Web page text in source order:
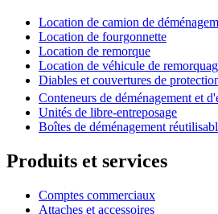
Location de camion de
Location de fourgonnette
Location de remorque
Location de véhicule de
Diables et couvertures de
Conteneurs de déménagement et
Unités de libre-entreposage
Boîtes de déménagement
Produits et services
Comptes commerciaux
Attaches et accessoires